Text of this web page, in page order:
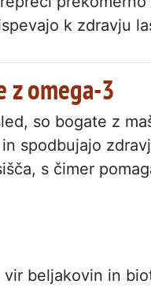
k zdravju
z omega-3
so bogate z
spodbujajo
s čimer
vir beljakovin in